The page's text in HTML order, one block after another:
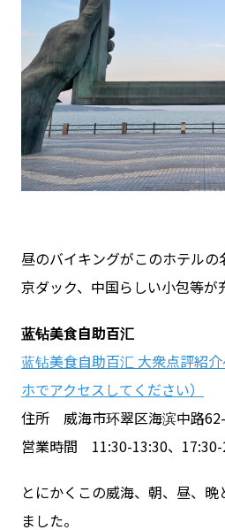
昼のバイキングがこのホテル
京ダック、中国らしい小包等が
蓝钻美食自助百汇
蓝钻美食自助百汇 大衆点評紹
ホでアクセスしてください）
住所 威海市环翠区海滨中路
営業時間 11:30-13:30、17:30-
とにかくこの威海、朝、昼、
ました。